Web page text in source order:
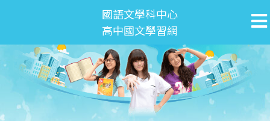
國語文學科中心
高中國文學習網